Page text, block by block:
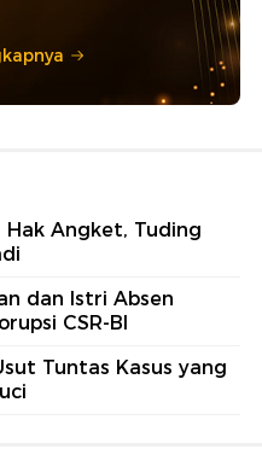
Hak Angket, Tuding
dan Istri Absen
CSR-BI
Tuntas Kasus yang